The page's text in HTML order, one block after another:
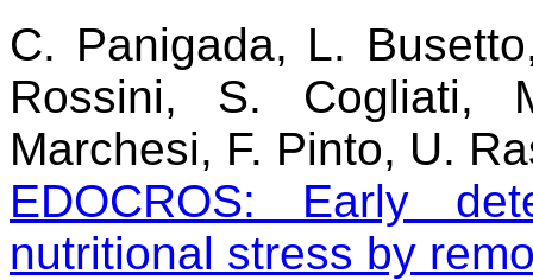
C. Panigada, L.
Rossini, S. Cogliati,
Marchesi, F. Pinto, U.
EDOCROS: Early
nutritional stress by